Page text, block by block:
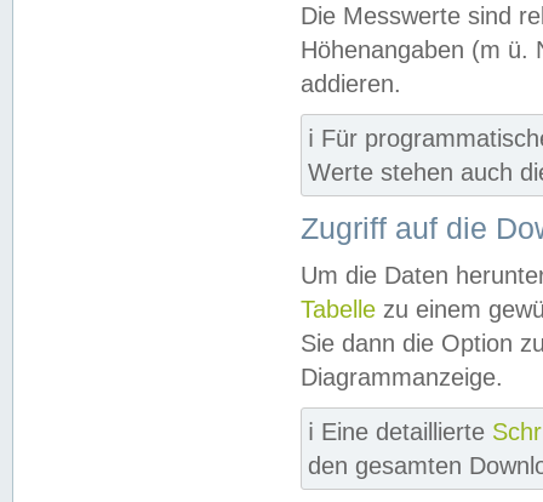
Die Messwerte sind
Höhenangaben (m ü.
addieren.
ℹ️ Für
Werte stehen auch
Zugriff auf die
Um die Daten
Tabelle zu einem
Sie dann die Option
Diagrammanzeige.
ℹ️ Eine detaillierte
den gesamten